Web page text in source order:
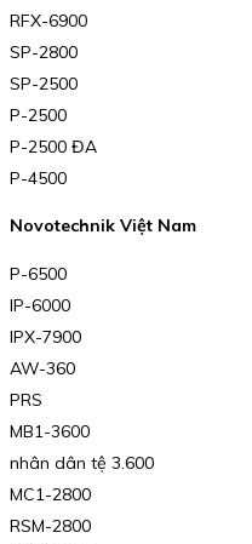
RFX-6900
SP-2800
SP-2500
P-2500
P-2500 ĐA
P-4500
Novotechnik Việt Nam
P-6500
IP-6000
IPX-7900
AW-360
PRS
MB1-3600
nhân dân tệ 3.600
MC1-2800
RSM-2800